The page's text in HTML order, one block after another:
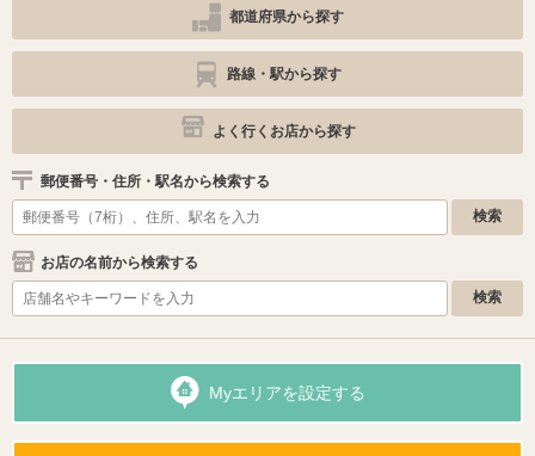
都道府県から探す
路線・駅から探す
よく行くお店から探す
郵便番号・住所・駅名から検索する
お店の名前から検索する
Myエリアを設定する